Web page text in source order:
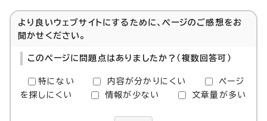
より良いウェブサイトにするために、ページのご感想をお
聞かせください。
このページに問題点はありましたか？（複数回答可）
特にない 内容が分かりにくい
ページ
を探しにくい
情報が少ない 文章量が多い